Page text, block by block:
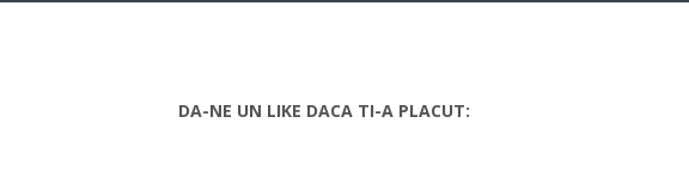
DA-NE UN LIKE DACA TI-A PLACUT: